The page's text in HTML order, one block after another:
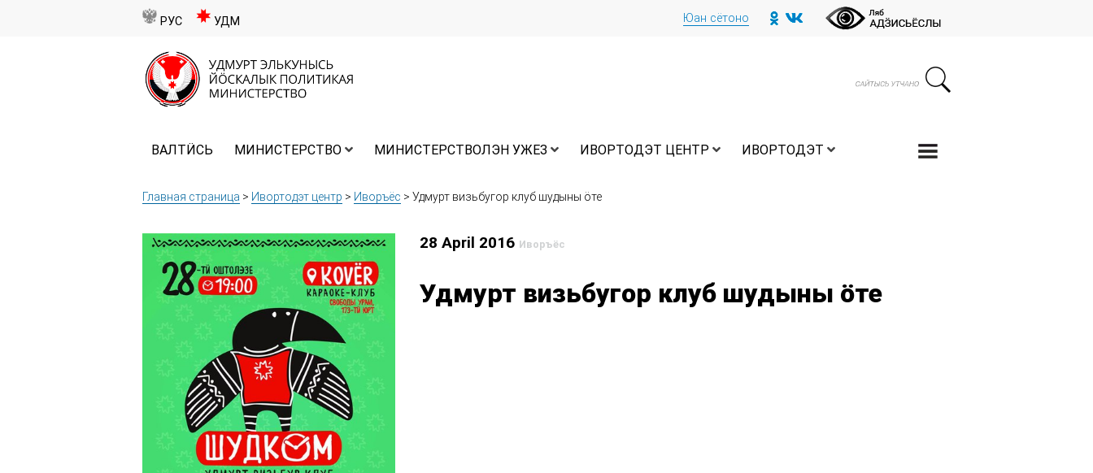
РУС УДМ Юан сётоно
ВАЛТӤСЬ МИНИСТЕРСТВО МИНИСТЕРСТВОЛЭН УЖЕЗ ИВОРТОДЭТ ЦЕНТР ИВОРТОДЭТ
Главная страница > Ивортодэт центр > Иворъёс > Удмурт визьбугор клуб шудыны ӧте
28 April 2016 Иворъёс
Удмурт визьбугор клуб шудыны ӧте